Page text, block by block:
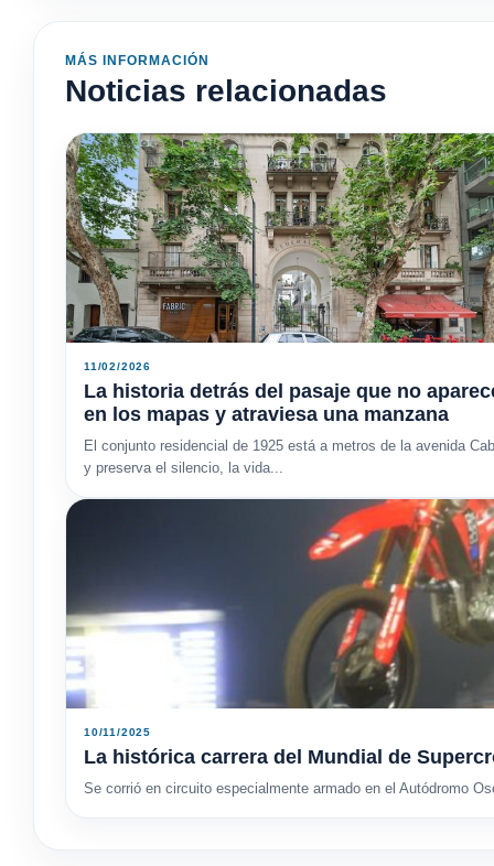
MÁS INFORMACIÓN
Noticias relacionadas
11/02/2026
La historia detrás del pasaje que no
en los mapas y atraviesa una manzana
El conjunto residencial de 1925 está a metros de la avenida
y preserva el silencio, la vida...
10/11/2025
La histórica carrera del Mundial de
Se corrió en circuito especialmente armado en el Autódromo